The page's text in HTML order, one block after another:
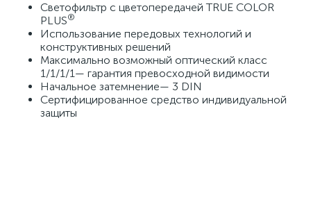
Светофильтр с цветопередачей TRUE COLOR
PLUS®
Использование передовых технологий и
конструктивных решений
Максимально возможный оптический класс
1/1/1/1— гарантия превосходной видимости
Начальное затемнение— 3 DIN
Сертифицированное средство индивидуальной
защиты